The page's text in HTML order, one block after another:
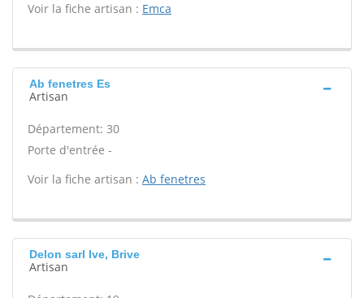
Voir la fiche artisan : Emca
Ab fenetres Es
Artisan
Département: 30
Porte d'entrée -
Voir la fiche artisan : Ab fenetres
Delon sarl Ive, Brive
Artisan